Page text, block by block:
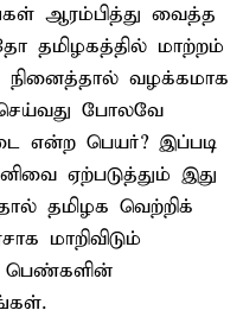
ஆரம்பித்து வைத்த
தமிழகத்தில் மாற்றம்
நினைத்தால் வழக்கமாக
போலவே
என்ற பெயர்? இப்படி
ஏற்படுத்தும் இது
தமிழக வெற்றிக்
மாறிவிடும்
பெண்களின்